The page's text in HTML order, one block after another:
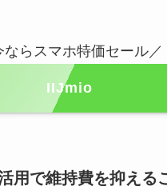
ならスマホ特価セール／
IIJmio
用で維持費を抑える